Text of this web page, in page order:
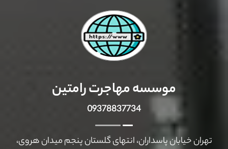
موسسه مهاجرت رامتین
09378837734
تهران خیابان پاسداران، انتهای گلستان پنجم میدان هروی،